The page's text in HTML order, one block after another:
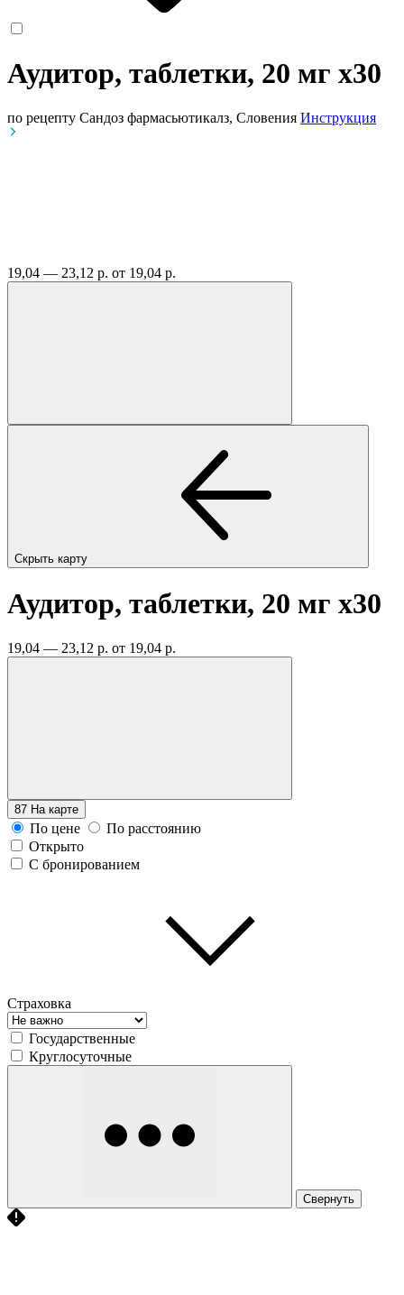
Аудитор, таблетки, 20 мг x30
по рецепту Сандоз фармасьютикалз, Словения Инструкция
19,04 — 23,12 р. от 19,04 р.
Скрыть карту
Аудитор, таблетки, 20 мг x30
19,04 — 23,12 р. от 19,04 р.
87 На карте
По цене
По расстоянию
Открыто
С бронированием
Страховка
Государственные
Круглосуточные
Свернуть